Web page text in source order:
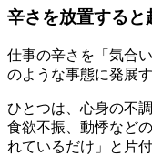
辛さを放置すると
仕事の辛さを「気合
のような事態に発展
ひとつは、心身の不
食欲不振、動悸など
れているだけ」と片